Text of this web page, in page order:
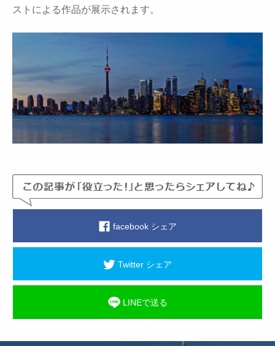
ストによる作品が展示されます。
facebook シェア
Twitter シェア
LINEで送る